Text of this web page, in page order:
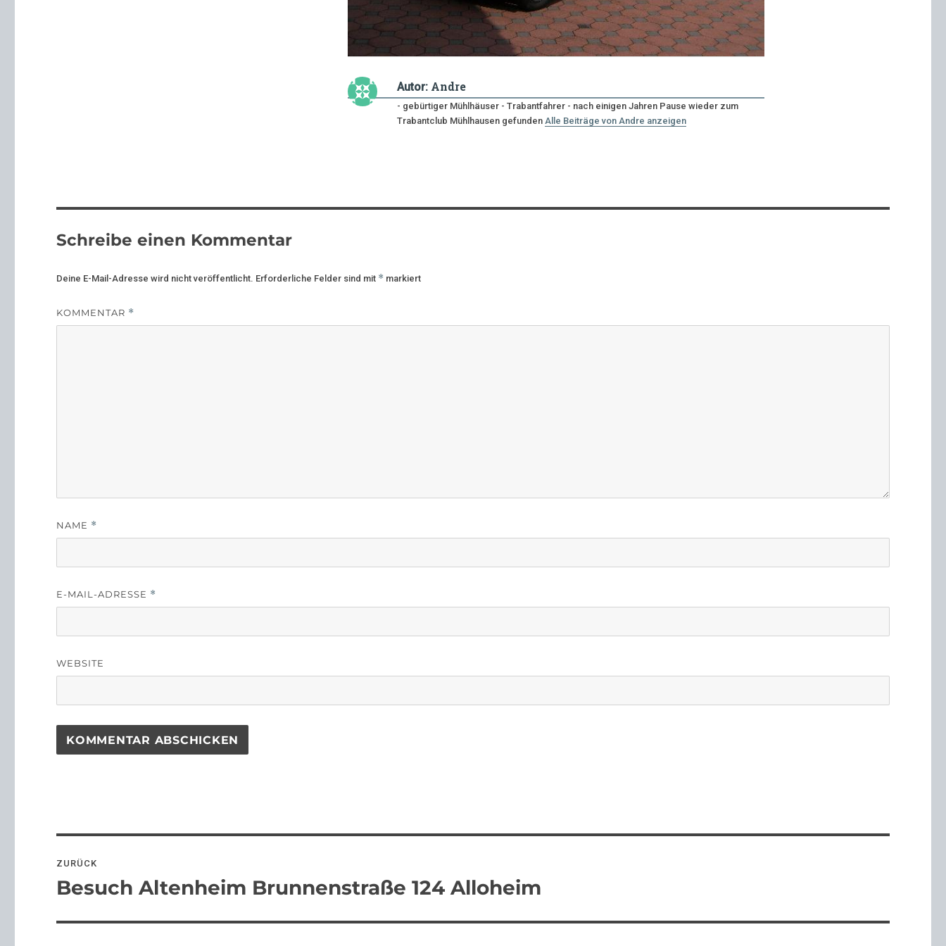
Autor: Andre
- gebürtiger Mühlhäuser - Trabantfahrer - nach einigen Jahren Pause wieder zum
Trabantclub Mühlhausen gefundenAlle Beiträge von Andre anzeigen
Schreibe einen Kommentar
Deine E-Mail-Adresse wird nicht veröffentlicht. Erforderliche Felder sind mit * markiert
KOMMENTAR *
NAME *
E-MAIL-ADRESSE *
WEBSITE
ZURÜCK
Vorheriger
Besuch Altenheim Brunnenstraße 124 Alloheim